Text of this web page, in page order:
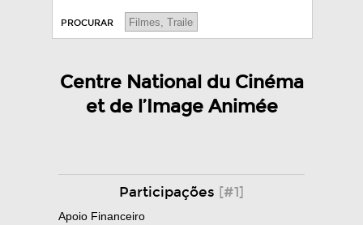
PROCURAR
Centre National du Cinéma
et de l’Image Animée
Participações [#1]
Apoio Financeiro